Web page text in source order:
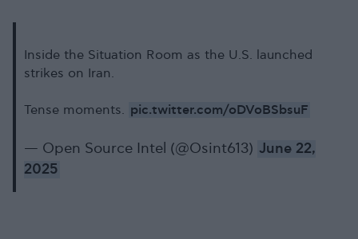
Inside the Situation Room as the U.S. launched
strikes on Iran.
Tense moments. pic.twitter.com/oDVoBSbsuF
— Open Source Intel (@Osint613) June 22,
2025